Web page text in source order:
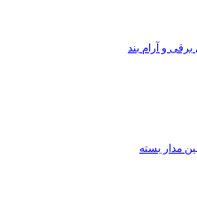
و آرام بند
مدار بسته